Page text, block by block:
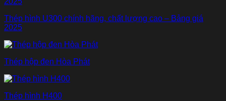
Thép hình U300 chính hãng, chất lượng cao – Bảng giá
2025
Thép hộp đen Hòa Phát
Thép hình H400